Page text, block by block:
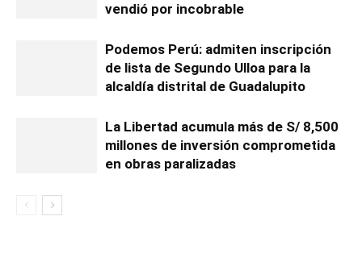
vendió por incobrable
Podemos Perú: admiten inscripción
de lista de Segundo Ulloa para la
alcaldía distrital de Guadalupito
La Libertad acumula más de S/ 8,500
millones de inversión comprometida
en obras paralizadas